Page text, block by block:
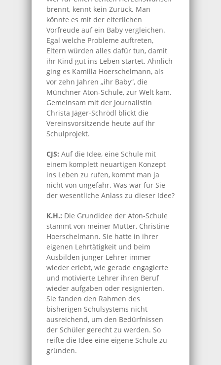
brennt, kennt kein Zurück. Man
könnte es mit der elterlichen
Vorfreude auf ein Baby vergleichen.
Egal welche Probleme auftreten,
Eltern würden alles dafür tun, damit
ihr Kind gut ins Leben startet. Ähnlich
ging es Kamilla Hoerschelmann, als
vor zehn Jahren „ihr Baby“, die
Münchner Aton-Schule, zur Welt kam.
Gemeinsam mit der Journalistin
Christa Jäger-Schrödl blickt die
Vereinsvorsitzende heute auf Ihr
Schulprojekt.
CJS: Auf die Idee, eine Schule mit
einem komplett neuartigen Konzept
ins Leben zu rufen, kommt man ja
nicht von ungefähr. Was war für Sie
der wesentliche Anlass zu dieser Idee?
K.H.: Die Grundidee der Aton-Schule
stammt von meiner Mutter, Christine
Hoerschelmann. Sie hatte in ihrer
eigenen Lehrtätigkeit und beim
Ausbilden junger Lehrer immer
wieder erlebt, wie gerade engagierte
und motivierte Lehrer ihren Beruf
wieder aufgaben oder resignierten.
Sie fanden den Rahmen des
bisherigen Schulsystems nicht
ausreichend, um den Bedürfnissen
der Schüler gerecht zu werden. So
reifte die Idee eine eigene Schule zu
gründen.